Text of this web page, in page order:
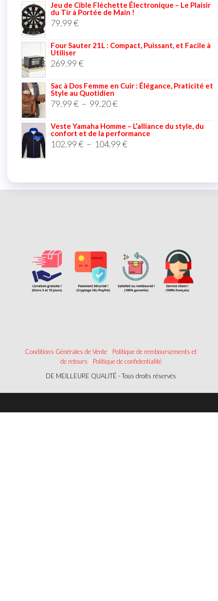
Jeu de Cible Fléchette Électronique – Le Plaisir
du Tir à Portée de Main !
79.99€
Four Sauter 21L : Compact, Puissant, et Facile à
Utiliser
269.99€
Sac à Dos Femme en Cuir : Élégance, Praticité et
Style au Quotidien
79.99€ – 99.20€
Veste Yamaha Homme – L’alliance du style, du
confort et de la performance
102.99€ – 104.99€
Conditions Générales de Vente
Politique de remboursements et
de retours
Politique de confidentialité
DE MEILLEURE QUALITÉ - Tous droits réservés